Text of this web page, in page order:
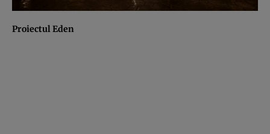
Proiectul Eden